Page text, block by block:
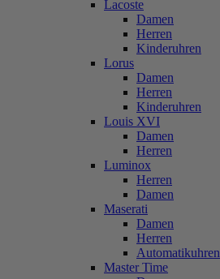
Lacoste
Damen
Herren
Kinderuhren
Lorus
Damen
Herren
Kinderuhren
Louis XVI
Damen
Herren
Luminox
Herren
Damen
Maserati
Damen
Herren
Automatikuhren
Master Time